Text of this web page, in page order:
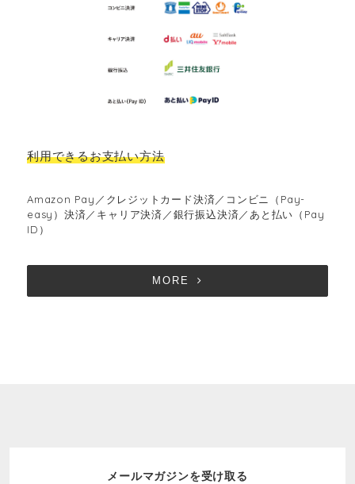
利用できるお支払い方法
Amazon Pay／クレジットカード決済／コンビニ（Pay-
easy）決済／キャリア決済／銀行振込決済／あと払い（Pay
ID）
MORE
メールマガジンを受け取る